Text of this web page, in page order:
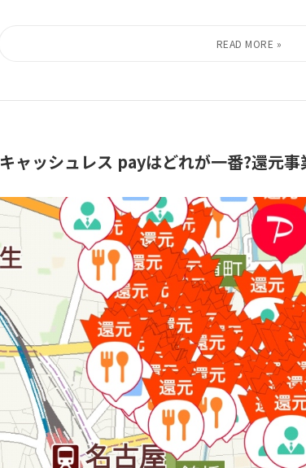
キャッシュレス payはどれが一番?還元